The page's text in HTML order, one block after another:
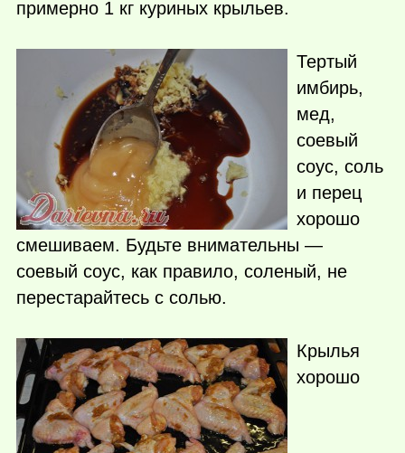
примерно 1 кг куриных крыльев.
Тертый
имбирь,
мед,
соевый
соус, соль
и перец
хорошо
смешиваем. Будьте внимательны —
соевый соус, как правило, соленый, не
перестарайтесь с солью.
Крылья
хорошо